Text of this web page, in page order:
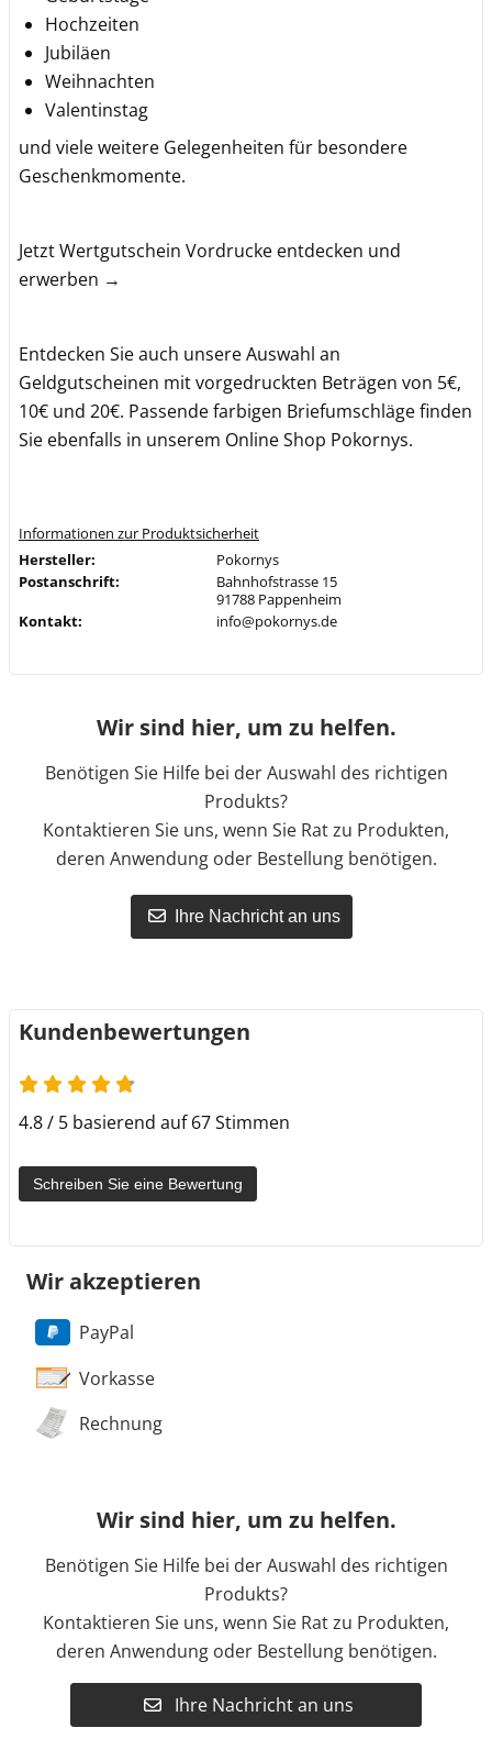
Hochzeiten
Jubiläen
Weihnachten
Valentinstag
und viele weitere Gelegenheiten für besondere
Geschenkmomente.
Jetzt Wertgutschein Vordrucke entdecken und
erwerben →
Entdecken Sie auch unsere Auswahl an
Geldgutscheinen mit vorgedruckten Beträgen von 5€,
10€ und 20€. Passende farbigen Briefumschläge finden
Sie ebenfalls in unserem Online Shop Pokornys.
Informationen zur Produktsicherheit
Hersteller:
Pokornys
Postanschrift:
Bahnhofstrasse 15
91788 Pappenheim
Kontakt:
info@pokornys.de
Wir sind hier, um zu helfen.
Benötigen Sie Hilfe bei der Auswahl des richtigen
Produkts?
Kontaktieren Sie uns, wenn Sie Rat zu Produkten,
deren Anwendung oder Bestellung benötigen.
Ihre Nachricht an uns
Kundenbewertungen
4.8 von 5
4.8 / 5 basierend auf 67 Stimmen
Schreiben Sie eine Bewertung
Wir akzeptieren
PayPal
Vorkasse
Rechnung
Wir sind hier, um zu helfen.
Benötigen Sie Hilfe bei der Auswahl des richtigen
Produkts?
Kontaktieren Sie uns, wenn Sie Rat zu Produkten,
deren Anwendung oder Bestellung benötigen.
Ihre Nachricht an uns